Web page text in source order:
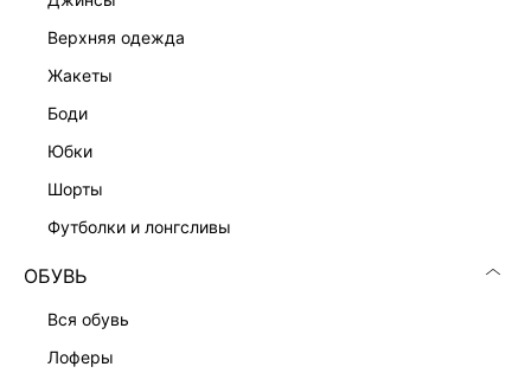
верхняя одежда
жакеты
боди
юбки
шорты
футболки и лонгсливы
ОБУВЬ
вся обувь
лоферы